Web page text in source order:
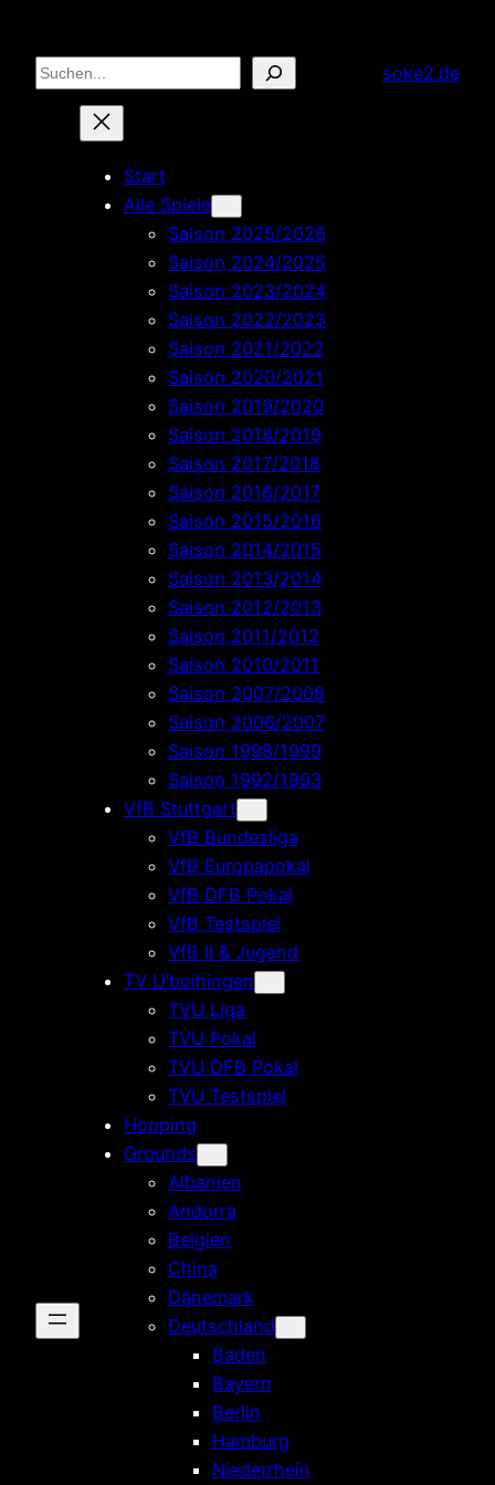
Inhalt
springen
Suchen soke2.de
Start
Alle Spiele
Saison 2025/2026
Saison 2024/2025
Saison 2023/2024
Saison 2022/2023
Saison 2021/2022
Saison 2020/2021
Saison 2019/2020
Saison 2018/2019
Saison 2017/2018
Saison 2016/2017
Saison 2015/2016
Saison 2014/2015
Saison 2013/2014
Saison 2012/2013
Saison 2011/2012
Saison 2010/2011
Saison 2007/2008
Saison 2006/2007
Saison 1998/1999
Saison 1992/1993
VfB Stuttgart
VfB Bundesliga
VfB Europapokal
VfB DFB Pokal
VfB Testspiel
VfB II & Jugend
TV U’boihingen
TVU Liga
TVU Pokal
TVU DFB Pokal
TVU Testspiel
Hopping
Grounds
Albanien
Andorra
Belgien
China
Dänemark
Deutschland
Baden
Bayern
Berlin
Hamburg
Niederrhein